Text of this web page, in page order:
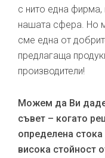
с нито една фирма,
нашата сфера. Но
сме една от
предлагаща
производители!
Можем да Ви
съвет – когато
определена
висока стойност